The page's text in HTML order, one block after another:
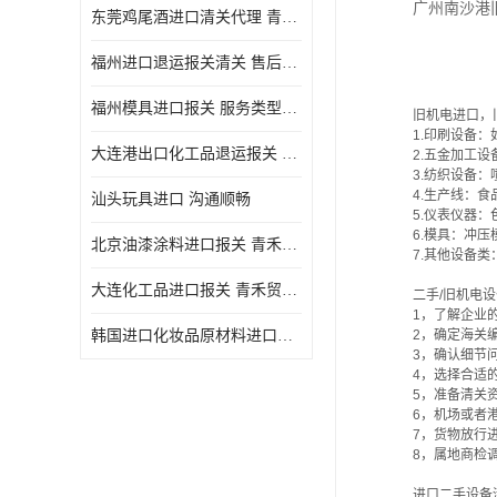
东莞鸡尾酒进口清关代理 青禾贸易
福州进口退运报关清关 售后服务好
福州模具进口报关 服务类型广泛
大连港出口化工品退运报关 信誉有保障
汕头玩具进口 沟通顺畅
北京油漆涂料进口报关 青禾贸易 服务好
大连化工品进口报关 青禾贸易 售后完善
韩国进口化妆品原材料进口清关公司 青禾贸易 团队服务
广州南沙港
旧机电进口
1.印刷设备
2.五金加工设
3.纺织设备：
4.生产线：食
5.仪表仪器：
6.模具：冲
7.其他设备类
二手/旧机电
1，了解企业
2，确定海关
3，确认细节
4，选择合适
5，准备清关
6，机场或者
7，货物放行
8，属地商检